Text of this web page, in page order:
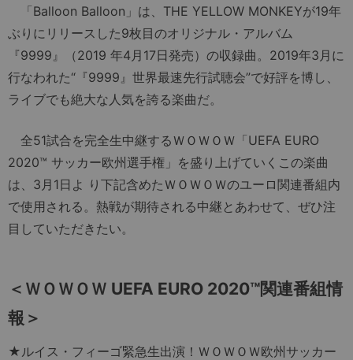
「Balloon Balloon」は、THE YELLOW MONKEYが19年
ぶりにリリースした9枚目のオリジナル・アルバム
『9999』（2019 年4月17日発売）の収録曲。2019年3月に
行なわれた“『9999』世界最速先行試聴会”で好評を博し、
ライブでも絶大な人気を誇る楽曲だ。
全51試合を完全生中継するＷＯＷＯＷ「UEFA EURO
2020™ サッカー欧州選手権」を盛り上げていくこの楽曲
は、3月1日よ り下記含めたＷＯＷＯＷのユーロ関連番組内
で使用される。熱戦が期待される中継とあわせて、ぜひ注
目していただきたい。
＜ＷＯＷＯＷ UEFA EURO 2020™関連番組情
報＞
★ルイス・フィーゴ緊急生出演！ＷＯＷＯＷ欧州サッカー